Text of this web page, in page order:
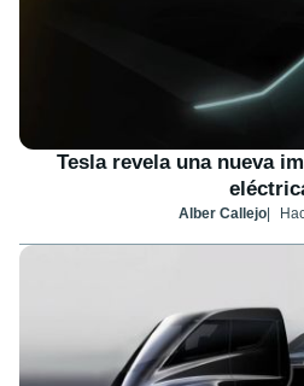
Tesla revela una nueva
Alber Callejo